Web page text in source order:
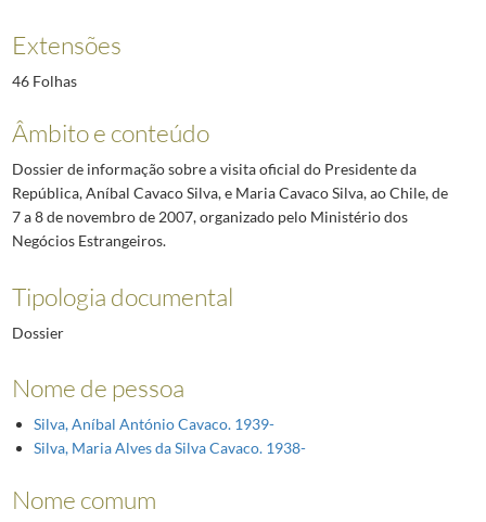
Extensões
46 Folhas
Âmbito e conteúdo
Dossier de informação sobre a visita oficial do Presidente da
República, Aníbal Cavaco Silva, e Maria Cavaco Silva, ao Chile, de
7 a 8 de novembro de 2007, organizado pelo Ministério dos
Negócios Estrangeiros.
Tipologia documental
Dossier
Nome de pessoa
Silva, Aníbal António Cavaco. 1939-
Silva, Maria Alves da Silva Cavaco. 1938-
Nome comum